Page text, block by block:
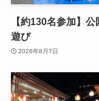
【約130名参加】公
遊び
2026年8月7日